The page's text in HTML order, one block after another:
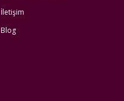
İletişim
Blog